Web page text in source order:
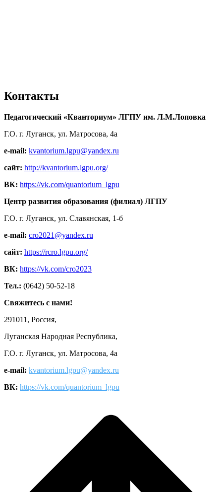
Контакты
Педагогический «Кванториум» ЛГПУ им. Л.М.Лоповка
Г.О. г. Луганск, ул. Матросова, 4а
e-mail: kvantorium.lgpu@yandex.ru
сайт: http://kvantorium.lgpu.org/
ВК: https://vk.com/quantorium_lgpu
Центр развития образования (филиал) ЛГПУ
Г.О. г. Луганск, ул. Славянская, 1-б
e-mail: cro2021@yandex.ru
сайт: https://rcro.lgpu.org/
ВК: https://vk.com/cro2023
Тел.: (0642) 50-52-18
Свяжитесь с нами!
291011, Россия,
Луганская Народная Республика,
Г.О. г. Луганск, ул. Матросова, 4а
e-mail: kvantorium.lgpu@yandex.ru
ВК: https://vk.com/quantorium_lgpu